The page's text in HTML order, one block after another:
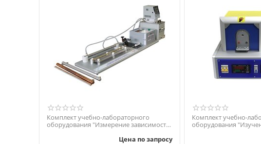
Комплект учебно-лабораторного
оборудования "Измерение зависимости
Цена по запросу
Комплект учебно-
оборудования